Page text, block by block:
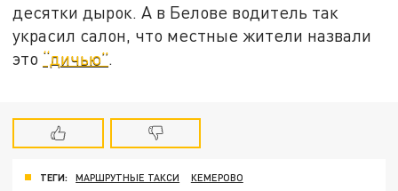
десятки дырок. А в Белове водитель так
украсил салон, что местные жители назвали
это “дичью”
ТЕГИ: МАРШРУТНЫЕ ТАКСИ
КЕМЕРОВО